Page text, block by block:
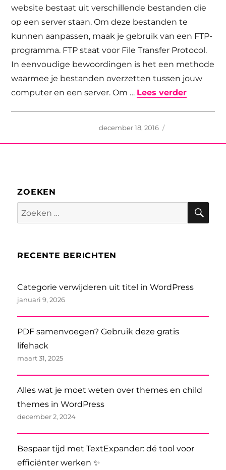
website bestaat uit verschillende bestanden die
op een server staan. Om deze bestanden te
kunnen aanpassen, maak je gebruik van een FTP-
programma. FTP staat voor File Transfer Protocol.
In eenvoudige bewoordingen is het een methode
waarmee je bestanden overzetten tussen jouw
computer en een server. Om … Lees verder“Wat is
Geplaatst
december 18, 2016
ZOEKEN
Zoeken
naar:
RECENTE BERICHTEN
Categorie verwijderen uit titel in WordPress
januari 9, 2026
PDF samenvoegen? Gebruik deze gratis
lifehack
maart 31, 2025
Alles wat je moet weten over themes en child
themes in WordPress
december 2, 2024
Bespaar tijd met TextExpander: dé tool voor
efficiënter werken ✨